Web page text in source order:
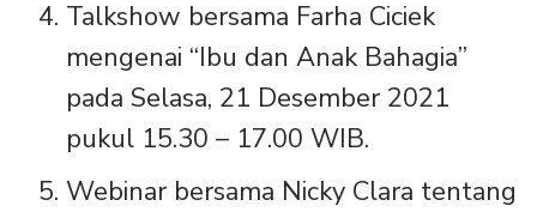
Talkshow bersama Farha Ciciek
mengenai “Ibu dan Anak Bahagia”
pada Selasa, 21 Desember 2021
pukul 15.30 – 17.00 WIB.
Webinar bersama Nicky Clara tentang